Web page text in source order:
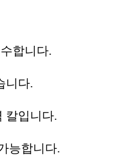
합니다.
니다.
칼입니다.
능합니다.